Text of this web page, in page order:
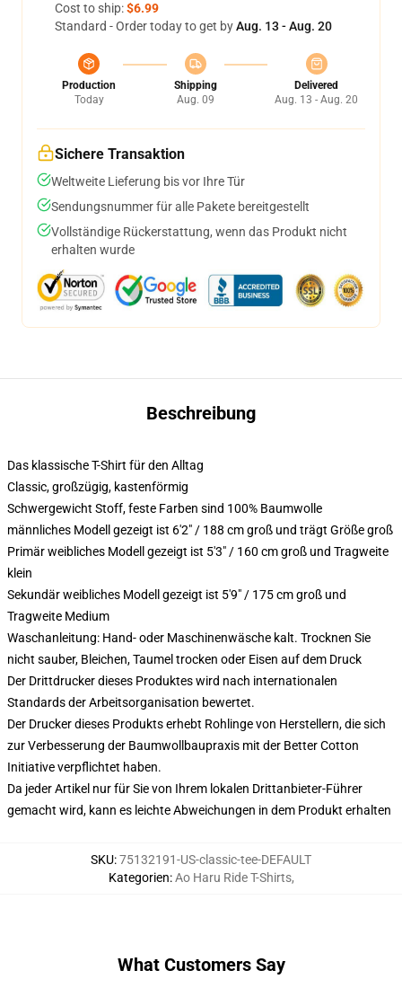
Cost to ship:$6.99
Standard - Order today to get byAug. 13 - Aug. 20
Production
Today
Shipping
Aug. 09
Delivered
Aug. 13 - Aug. 20
Sichere Transaktion
Weltweite Lieferung bis vor Ihre Tür
Sendungsnummer für alle Pakete bereitgestellt
Vollständige Rückerstattung, wenn das Produkt nicht
erhalten wurde
Beschreibung
Das klassische T-Shirt für den Alltag
Classic, großzügig, kastenförmig
Schwergewicht Stoff, feste Farben sind 100% Baumwolle
männliches Modell gezeigt ist 6'2" / 188 cm groß und trägt Größe groß
Primär weibliches Modell gezeigt ist 5'3" / 160 cm groß und Tragweite
klein
Sekundär weibliches Modell gezeigt ist 5'9" / 175 cm groß und
Tragweite Medium
Waschanleitung: Hand- oder Maschinenwäsche kalt. Trocknen Sie
nicht sauber, Bleichen, Taumel trocken oder Eisen auf dem Druck
Der Drittdrucker dieses Produktes wird nach internationalen
Standards der Arbeitsorganisation bewertet.
Der Drucker dieses Produkts erhebt Rohlinge von Herstellern, die sich
zur Verbesserung der Baumwollbaupraxis mit der Better Cotton
Initiative verpflichtet haben.
Da jeder Artikel nur für Sie von Ihrem lokalen Drittanbieter-Führer
gemacht wird, kann es leichte Abweichungen in dem Produkt erhalten
SKU:75132191-US-classic-tee-DEFAULT
Kategorien:Ao Haru Ride T-Shirts,
What Customers Say